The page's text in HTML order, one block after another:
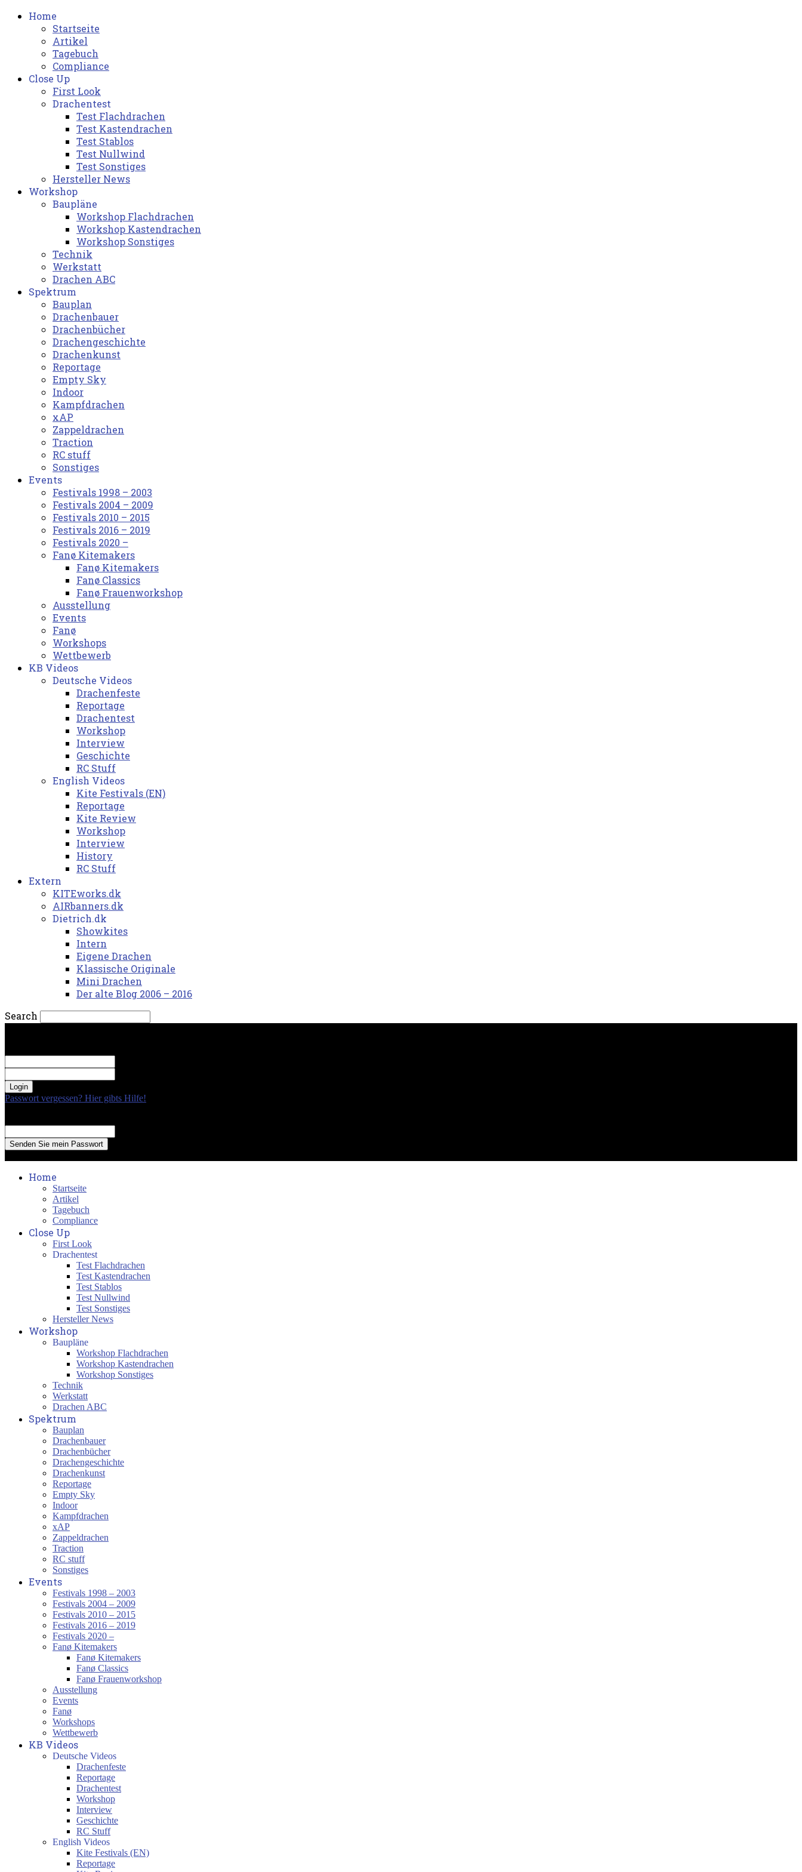
Home
Startseite
Artikel
Tagebuch
Compliance
Close Up
First Look
Drachentest
Test Flachdrachen
Test Kastendrachen
Test Stablos
Test Nullwind
Test Sonstiges
Hersteller News
Workshop
Baupläne
Workshop Flachdrachen
Workshop Kastendrachen
Workshop Sonstiges
Technik
Werkstatt
Drachen ABC
Spektrum
Bauplan
Drachenbauer
Drachenbücher
Drachengeschichte
Drachenkunst
Reportage
Empty Sky
Indoor
Kampfdrachen
xAP
Zappeldrachen
Traction
RC stuff
Sonstiges
Events
Festivals 1998 – 2003
Festivals 2004 – 2009
Festivals 2010 – 2015
Festivals 2016 – 2019
Festivals 2020 –
Fanø Kitemakers
Fanø Kitemakers
Fanø Classics
Fanø Frauenworkshop
Ausstellung
Events
Fanø
Workshops
Wettbewerb
KB Videos
Deutsche Videos
Drachenfeste
Reportage
Drachentest
Workshop
Interview
Geschichte
RC Stuff
English Videos
Kite Festivals (EN)
Reportage
Kite Review
Workshop
Interview
History
RC Stuff
Extern
KITEworks.dk
AIRbanners.dk
Dietrich.dk
Showkites
Intern
Eigene Drachen
Klassische Originale
Mini Drachen
Der alte Blog 2006 – 2016
Search
Passwort vergessen? Hier gibts Hilfe!
Home
Startseite
Artikel
Tagebuch
Compliance
Close Up
First Look
Drachentest
Test Flachdrachen
Test Kastendrachen
Test Stablos
Test Nullwind
Test Sonstiges
Hersteller News
Workshop
Baupläne
Workshop Flachdrachen
Workshop Kastendrachen
Workshop Sonstiges
Technik
Werkstatt
Drachen ABC
Spektrum
Bauplan
Drachenbauer
Drachenbücher
Drachengeschichte
Drachenkunst
Reportage
Empty Sky
Indoor
Kampfdrachen
xAP
Zappeldrachen
Traction
RC stuff
Sonstiges
Events
Festivals 1998 – 2003
Festivals 2004 – 2009
Festivals 2010 – 2015
Festivals 2016 – 2019
Festivals 2020 –
Fanø Kitemakers
Fanø Kitemakers
Fanø Classics
Fanø Frauenworkshop
Ausstellung
Events
Fanø
Workshops
Wettbewerb
KB Videos
Deutsche Videos
Drachenfeste
Reportage
Drachentest
Workshop
Interview
Geschichte
RC Stuff
English Videos
Kite Festivals (EN)
Reportage